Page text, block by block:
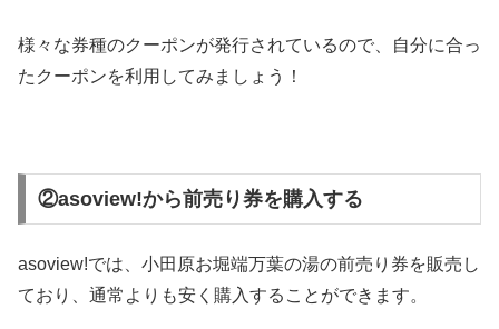
様々な券種のクーポンが発行されているので、自分に合っ
たクーポンを利用してみましょう！
②asoview!から前売り券を購入する
asoview!では、小田原お堀端万葉の湯の前売り券を販売し
ており、通常よりも安く購入することができます。